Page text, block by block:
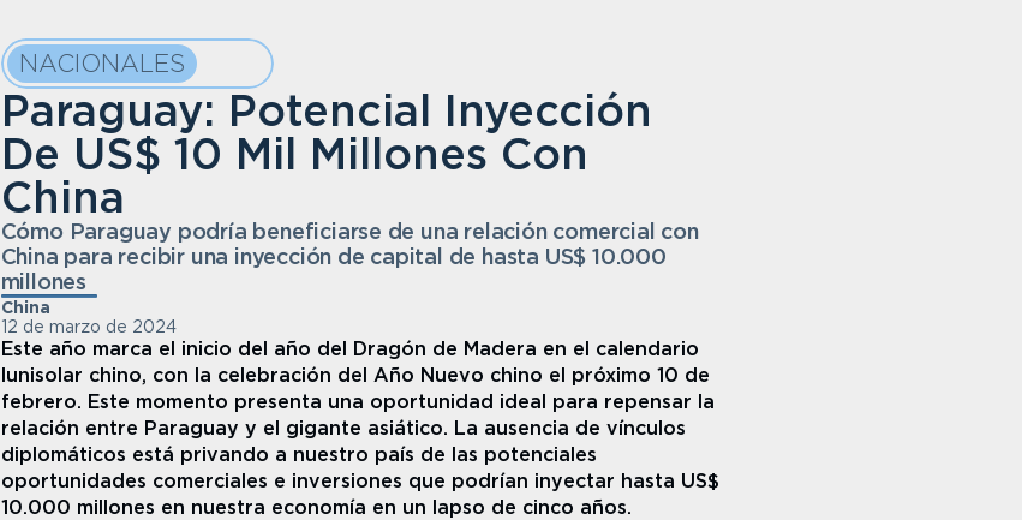
NACIONALES
Paraguay: Potencial Inyección
De US$ 10 Mil Millones Con
China
Cómo Paraguay podría beneficiarse de una relación comercial con
China para recibir una inyección de capital de hasta US$ 10.000
millones
China
12 de marzo de 2024
Este año marca el inicio del año del Dragón de Madera en el calendario
lunisolar chino, con la celebración del Año Nuevo chino el próximo 10 de
febrero. Este momento presenta una oportunidad ideal para repensar la
relación entre Paraguay y el gigante asiático. La ausencia de vínculos
diplomáticos está privando a nuestro país de las potenciales
oportunidades comerciales e inversiones que podrían inyectar hasta US$
10.000 millones en nuestra economía en un lapso de cinco años.